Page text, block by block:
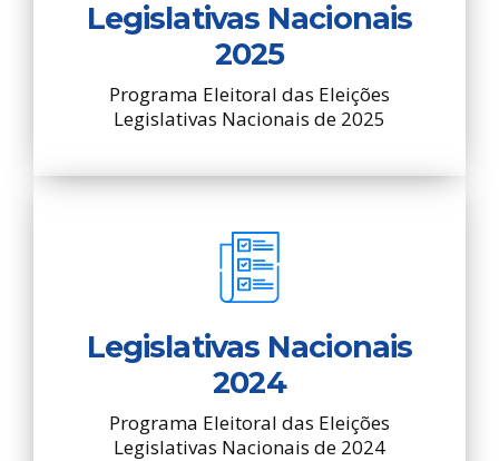
Legislativas Nacionais
2025
Programa Eleitoral das Eleições
Legislativas Nacionais de 2025
Legislativas Nacionais
2024
Programa Eleitoral das Eleições
Legislativas Nacionais de 2024